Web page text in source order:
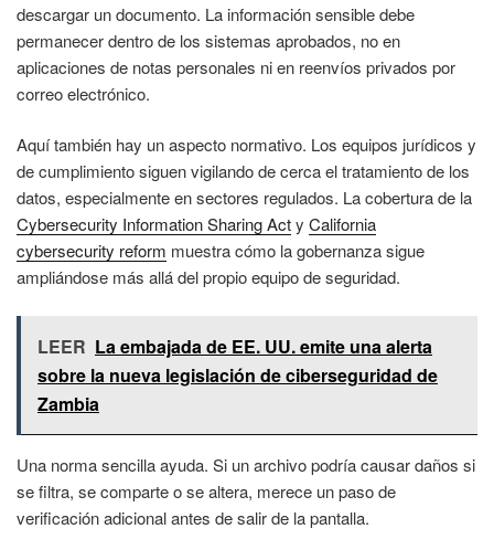
descargar un documento. La información sensible debe
permanecer dentro de los sistemas aprobados, no en
aplicaciones de notas personales ni en reenvíos privados por
correo electrónico.
Aquí también hay un aspecto normativo. Los equipos jurídicos y
de cumplimiento siguen vigilando de cerca el tratamiento de los
datos, especialmente en sectores regulados. La cobertura de la
Cybersecurity Information Sharing Acty California
cybersecurity reform muestra cómo la gobernanza sigue
ampliándose más allá del propio equipo de seguridad.
LEER La embajada de EE. UU. emite una alerta
sobre la nueva legislación de ciberseguridad de
Zambia
Una norma sencilla ayuda. Si un archivo podría causar daños si
se filtra, se comparte o se altera, merece un paso de
verificación adicional antes de salir de la pantalla.